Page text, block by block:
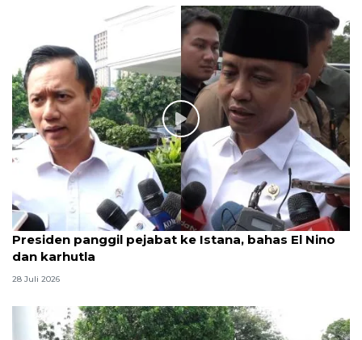
Presiden panggil pejabat ke Istana, bahas El Nino
dan karhutla
28 Juli 2026